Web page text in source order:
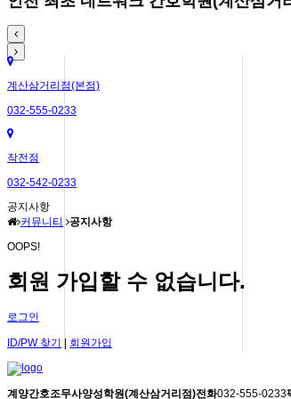
계산삼거리점(본점)
032-555-0233
작전점
032-542-0233
공지사항
커뮤니티
공지사항
OOPS!
회원 가입할 수 없습니다.
로그인
ID/PW 찾기 회원가입
계양간호조무사양성학원(계산삼거리점)전화032-555-0233